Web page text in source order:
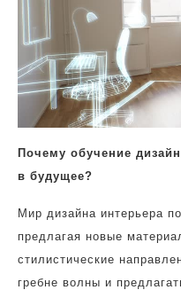
Почему обучение
в будущее?
Мир дизайна интерьера
предлагая новые
стилистические
гребне волны и